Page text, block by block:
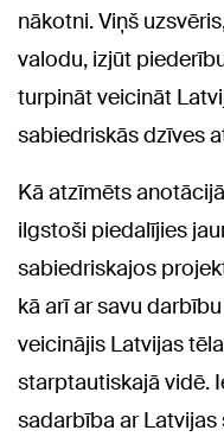
nākotni. Viņš
valodu, izjūt
turpināt veicināt
sabiedriskās dzīves
Kā atzīmēts
ilgstoši piedalījies
sabiedriskajos
kā arī ar savu
veicinājis Latvijas
starptautiskajā vidē.
sadarbība ar